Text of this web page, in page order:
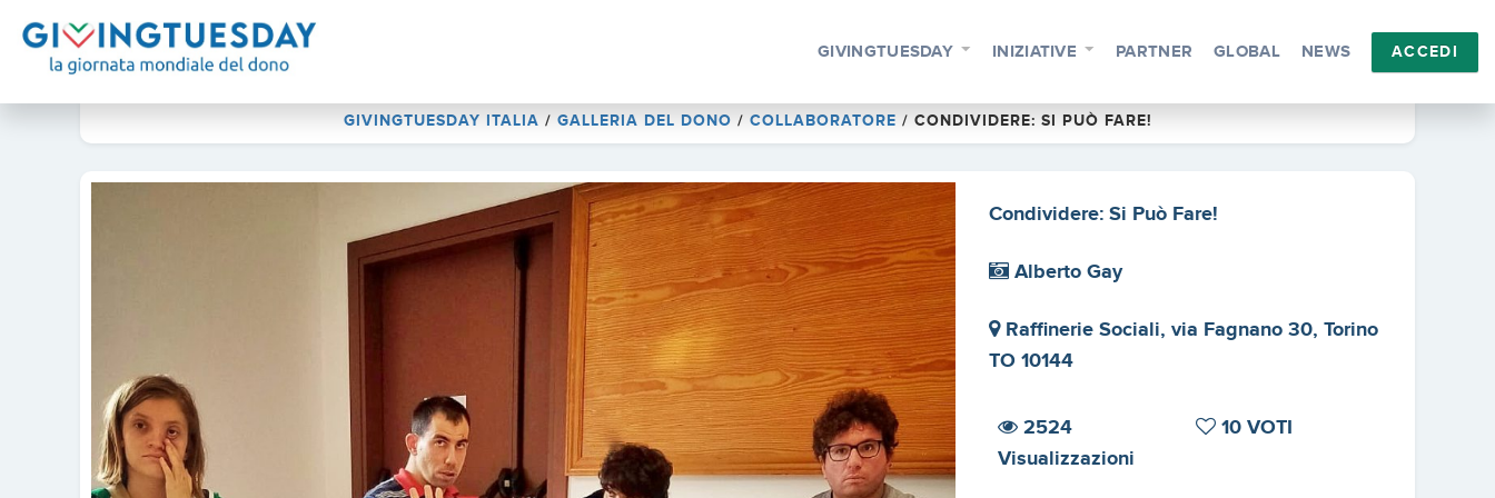
GIVINGTUESDAY INIZIATIVE PARTNER GLOBAL NEWS ACCEDI
GIVINGTUESDAY ITALIA / GALLERIA DEL DONO / COLLABORATORE / CONDIVIDERE: SI PUÒ FARE!
Condividere: Si Può Fare!
Alberto Gay
Raffinerie Sociali, via Fagnano 30, Torino
TO 10144
2524
Visualizzazioni
10 VOTI